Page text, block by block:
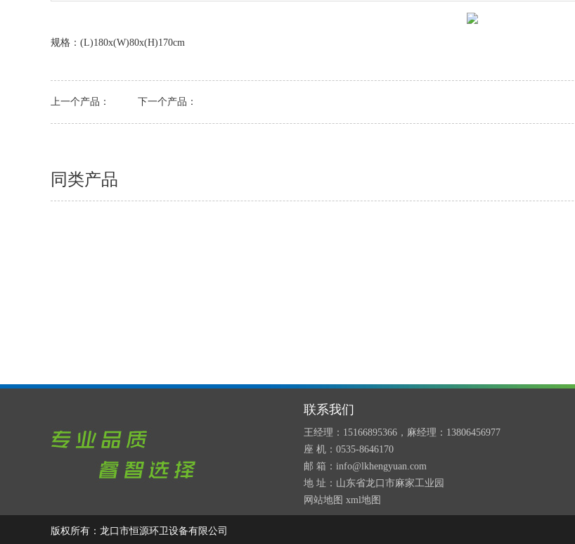
规格：(L)180x(W)80x(H)170cm
上一个产品： 下一个产品：
同类产品
联系我们
王经理：15166895366，麻经理：13806456977
座 机：0535-8646170
邮 箱：info@lkhengyuan.com
地 址：山东省龙口市麻家工业园
网站地图 xml地图
版权所有：龙口市恒源环卫设备有限公司